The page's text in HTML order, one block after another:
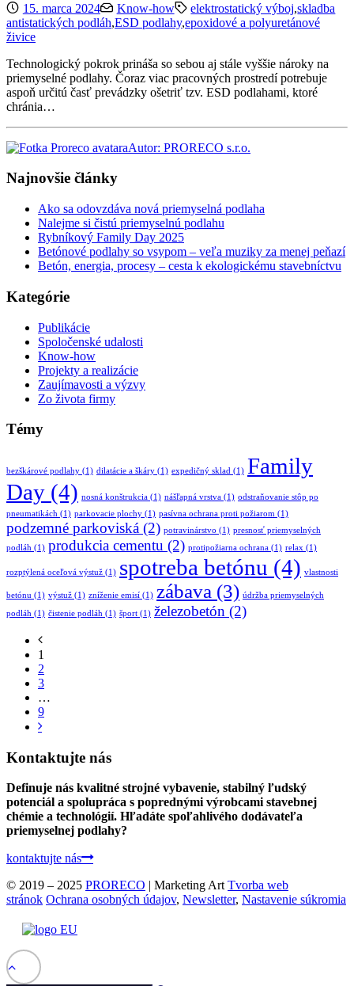
15. marca 2024 Know-how elektrostatický výboj,skladba
antistatických podláh,ESD podlahy,epoxidové a polyuretánové
živice
Technologický pokrok prináša so sebou aj stále vyššie nároky na
priemyselné podlahy. Čoraz viac pracovných prostredí potrebuje
aspoň určitú časť prevádzky ošetriť tzv. ESD podlahami, ktoré
chránia…
Autor: PRORECO s.r.o.
Najnovšie články
Ako sa odovzdáva nová priemyselná podlaha
Nalejme si čistú priemyselnú podlahu
Rybníkový Family Day 2025
Betónové podlahy so vsypom – veľa muziky za menej peňazí
Betón, energia, procesy – cesta k ekologickému stavebníctvu
Kategórie
Publikácie
Spoločenské udalosti
Know-how
Projekty a realizácie
Zaujímavosti a výzvy
Zo života firmy
Témy
bezškárové podlahy (1) dilatácie a škáry (1) expedičný sklad (1) Family
Day (4) nosná konštrukcia (1) nášľapná vrstva (1) odstraňovanie stôp po
pneumatikách (1) parkovacie plochy (1) pasívna ochrana proti požiarom (1)
podzemné parkoviská (2) potravinárstvo (1) presnosť priemyselných
podláh (1) produkcia cementu (2) protipožiarna ochrana (1) relax (1)
rozptýlená oceľová výstuž (1) spotreba betónu (4) vlastnosti
betónu (1) výstuž (1) zníženie emisí (1) zábava (3) údržba priemyselných
podláh (1) čistenie podláh (1) šport (1) železobetón (2)
1
2
3
…
9
Kontaktujte nás
Definuje nás kvalitné strojné vybavenie, stabilný ľudský
potenciál a spolupráca s poprednými výrobcami stavebnej
chémie a technológií. Hľadáte spoľahlivého dodávateľa
priemyselnej podlahy?
kontaktujte nás
© 2019 – 2025 PRORECO | Marketing Art Tvorba web
stránok Ochrana osobných údajov, Newsletter, Nastavenie súkromia